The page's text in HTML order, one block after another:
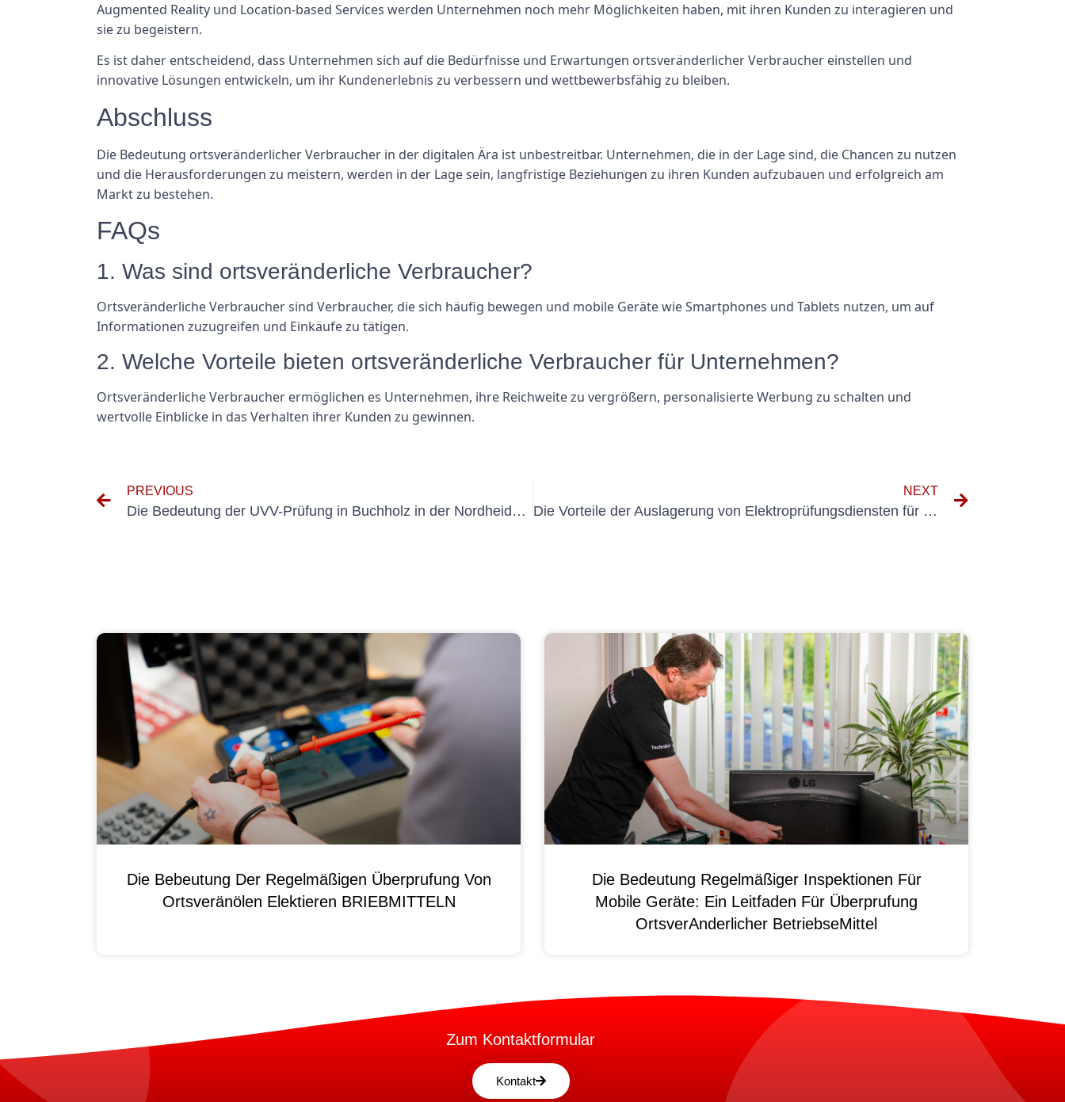
Augmented Reality und Location-based Services werden Unternehmen noch mehr Möglichkeiten haben, mit ihren Kunden zu interagieren und
sie zu begeistern.
Es ist daher entscheidend, dass Unternehmen sich auf die Bedürfnisse und Erwartungen ortsveränderlicher Verbraucher einstellen und
innovative Lösungen entwickeln, um ihr Kundenerlebnis zu verbessern und wettbewerbsfähig zu bleiben.
Abschluss
Die Bedeutung ortsveränderlicher Verbraucher in der digitalen Ära ist unbestreitbar. Unternehmen, die in der Lage sind, die Chancen zu nutzen
und die Herausforderungen zu meistern, werden in der Lage sein, langfristige Beziehungen zu ihren Kunden aufzubauen und erfolgreich am
Markt zu bestehen.
FAQs
1. Was sind ortsveränderliche Verbraucher?
Ortsveränderliche Verbraucher sind Verbraucher, die sich häufig bewegen und mobile Geräte wie Smartphones und Tablets nutzen, um auf
Informationen zuzugreifen und Einkäufe zu tätigen.
2. Welche Vorteile bieten ortsveränderliche Verbraucher für Unternehmen?
Ortsveränderliche Verbraucher ermöglichen es Unternehmen, ihre Reichweite zu vergrößern, personalisierte Werbung zu schalten und
wertvolle Einblicke in das Verhalten ihrer Kunden zu gewinnen.
PREVIOUS
Die Bedeutung der UVV-Prüfung in Buchholz in der Nordheide: Ein umfassender Leitfaden
NEXT
Die Vorteile der Auslagerung von Elektroprüfungsdiensten für die Serverwartung
Die Bebeutung Der Regelmäßigen Überprufung Von
Ortsveränölen Elektieren BRIEBMITTELN
Die Bedeutung Regelmäßiger Inspektionen Für
Mobile Geräte: Ein Leitfaden Für Überprufung
OrtsverAnderlicher BetriebseMittel
Zum Kontaktformular
Kontakt